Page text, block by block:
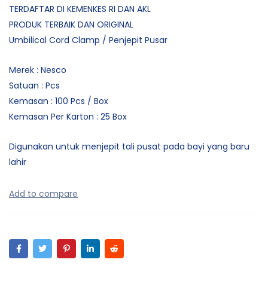
TERDAFTAR DI KEMENKES RI DAN AKL
PRODUK TERBAIK DAN ORIGINAL
Umbilical Cord Clamp / Penjepit Pusar
Merek : Nesco
Satuan : Pcs
Kemasan : 100 Pcs / Box
Kemasan Per Karton : 25 Box
Digunakan untuk menjepit tali pusat pada bayi yang baru
lahir